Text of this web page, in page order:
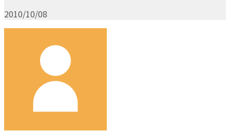
2010/10/08